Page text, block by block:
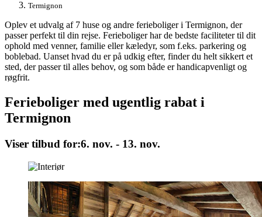
Termignon
Oplev et udvalg af 7 huse og andre ferieboliger i Termignon, der
passer perfekt til din rejse. Ferieboliger har de bedste faciliteter til dit
ophold med venner, familie eller kæledyr, som f.eks. parkering og
boblebad. Uanset hvad du er på udkig efter, finder du helt sikkert et
sted, der passer til alles behov, og som både er handicapvenligt og
røgfrit.
Ferieboliger med ugentlig rabat i
Termignon
Viser tilbud for:6. nov. - 13. nov.